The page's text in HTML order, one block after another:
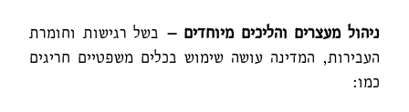
ניהול מעצרים והליכים מיוחדים – בשל רגישות וחומרת
העבירות, המדינה עושה שימוש בכלים משפטיים חריגים
כמו: